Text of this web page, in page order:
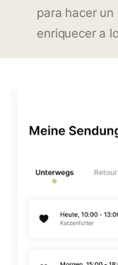
para hacer
enriquecer a